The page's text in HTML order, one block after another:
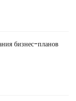
бизнес-планов